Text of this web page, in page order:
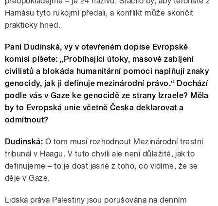
Hamásu tyto rukojmí předali, a konflikt může skončit
prakticky hned.
Paní Dudinská, vy v otevřeném dopise Evropské
komisi píšete: „Probíhající útoky, masové zabíjení
civilistů a blokáda humanitární pomoci naplňují znaky
genocidy, jak ji definuje mezinárodní právo.“ Dochází
podle vás v Gaze ke genocidě ze strany Izraele? Měla
by to Evropská unie včetně Česka deklarovat a
odmítnout?
Dudinská: O tom musí rozhodnout Mezinárodní trestní
tribunál v Haagu. V tuto chvíli ale není důležité, jak to
definujeme – to je dost jasné z toho, co vidíme, že se
děje v Gaze.
Lidská práva Palestiny jsou porušována na denním